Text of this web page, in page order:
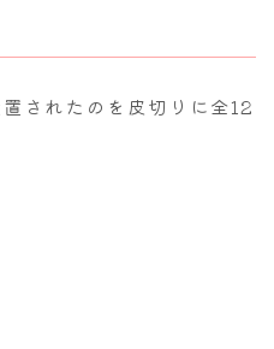
されたのを皮切りに全12